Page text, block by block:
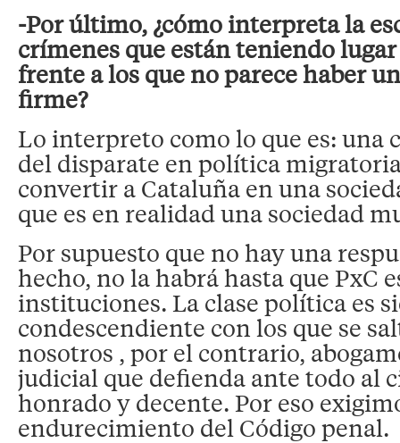
-Por último, ¿cómo interpreta la
crímenes que están teniendo
frente a los que no parece haber
firme?
Lo interpreto como lo que es: una
del disparate en política
convertir a Cataluña en una
que es en realidad una sociedad
Por supuesto que no hay una
hecho, no la habrá hasta que PxC
instituciones. La clase política es
condescendiente con los que se
nosotros , por el contrario,
judicial que defienda ante todo al
honrado y decente. Por eso
endurecimiento del Código penal.